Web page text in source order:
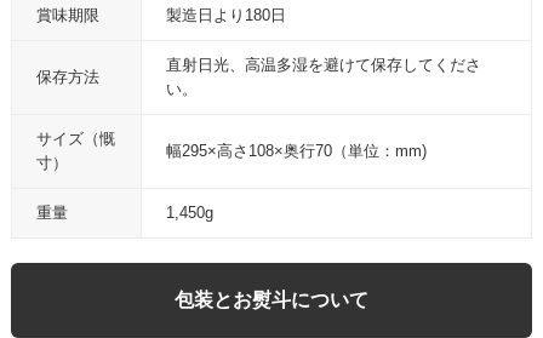
賞味期限 製造日より180日
保存方法
直射日光、高温多湿を避けて保存してくださ
い。
サイズ（慨
寸）
幅295×高さ108×奥行70（単位：mm)
重量 1,450g
包装とお熨斗について